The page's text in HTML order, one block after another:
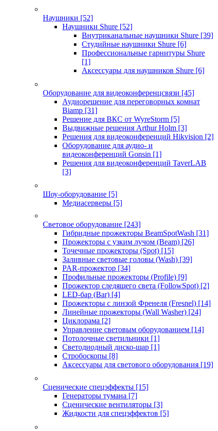
Наушники [52]
Наушники Shure [52]
Внутриканальные наушники Shure [39]
Студийные наушники Shure [6]
Профессиональные гарнитуры Shure
[1]
Аксессуары для наушников Shure [6]
Оборудование для видеоконференцсвязи [45]
Аудиорешение для переговорных комнат
Biamp [31]
Решение для ВКС от WyreStorm [5]
Выдвижные решения Arthur Holm [3]
Решения для видеоконференций Hikvision [2]
Оборудование для аудио- и
видеоконференций Gonsin [1]
Решения для видеоконференций TaverLAB
[3]
Шоу-оборудование [5]
Медиасерверы [5]
Световое оборудование [243]
Гибридные прожекторы BeamSpotWash [31]
Прожекторы с узким лучом (Beam) [26]
Точечные прожекторы (Spot) [15]
Заливные световые головы (Wash) [39]
PAR-прожектор [34]
Профильные прожекторы (Profile) [9]
Прожектор следящего света (FollowSpot) [2]
LED-бар (Bar) [4]
Прожекторы с линзой Френеля (Fresnel) [14]
Линейные прожекторы (Wall Washer) [24]
Циклорама [2]
Управление световым оборудованием [14]
Потолочные светильники [1]
Светодиодный диско-шар [1]
Стробоскопы [8]
Аксессуары для светового оборудования [19]
Сценические спецэффекты [15]
Генераторы тумана [7]
Сценические вентиляторы [3]
Жидкости для спецэффектов [5]